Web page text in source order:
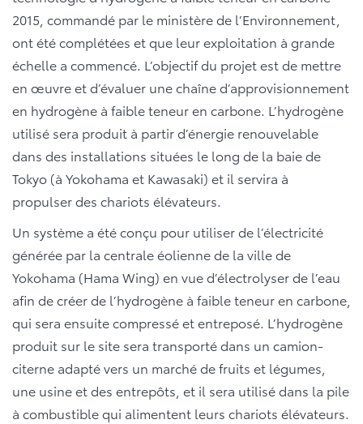
2015, commandé par le ministère de l’Environnement,
ont été complétées et que leur exploitation à grande
échelle a commencé. L’objectif du projet est de mettre
en œuvre et d’évaluer une chaîne d’approvisionnement
en hydrogène à faible teneur en carbone. L’hydrogène
utilisé sera produit à partir d’énergie renouvelable
dans des installations situées le long de la baie de
Tokyo (à Yokohama et Kawasaki) et il servira à
propulser des chariots élévateurs.
Un système a été conçu pour utiliser de l’électricité
générée par la centrale éolienne de la ville de
Yokohama (Hama Wing) en vue d’électrolyser de l’eau
afin de créer de l’hydrogène à faible teneur en carbone,
qui sera ensuite compressé et entreposé. L’hydrogène
produit sur le site sera transporté dans un camion-
citerne adapté vers un marché de fruits et légumes,
une usine et des entrepôts, et il sera utilisé dans la pile
à combustible qui alimentent leurs chariots élévateurs.